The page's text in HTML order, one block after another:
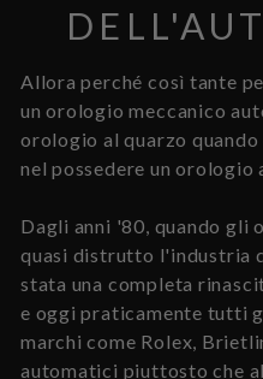
Allora perché così tante
un orologio meccanico
orologio al quarzo
nel possedere un orologio
Dagli anni '80, quando gli
quasi distrutto l'industria
stata una completa
e oggi praticamente tutti
marchi come Rolex,
automatici piuttosto che